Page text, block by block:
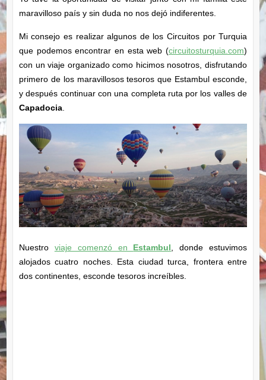
maravilloso país y sin duda no nos dejó indiferentes.
Mi consejo es realizar algunos de los Circuitos por Turquia
que podemos encontrar en esta web (circuitosturquia.com)
con un viaje organizado como hicimos nosotros, disfrutando
primero de los maravillosos tesoros que Estambul esconde,
y después continuar con una completa ruta por los valles de
Capadocia.
Nuestro viaje comenzó en Estambul, donde estuvimos
alojados cuatro noches. Esta ciudad turca, frontera entre
dos continentes, esconde tesoros increíbles.